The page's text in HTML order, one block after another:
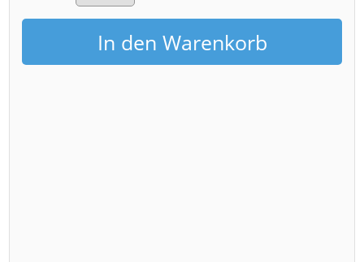
zum
Sonnenuntergang
MengeIn den Warenkorb